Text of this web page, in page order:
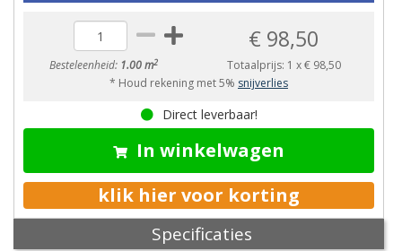
Besteleenheid: 1.00 m2
€ 98,50
Totaalprijs: 1 x€ 98,50
* Houd rekening met 5% snijverlies
Direct leverbaar!
In winkelwagen
klik hier voor korting
Specificaties